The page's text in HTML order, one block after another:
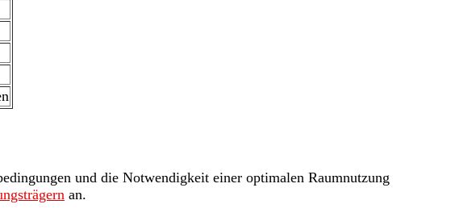
und die Notwendigkeit einer optimalen Raumnutzung
an.